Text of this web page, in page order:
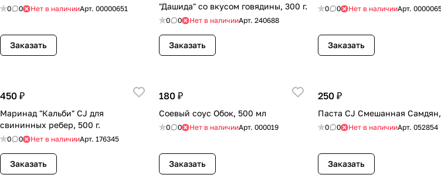
0 0 Нет в наличииАрт. 00000651
Заказать
"Дашида" со вкусом говядины, 300 г.
0 0 Нет в наличииАрт.240688
Заказать
0 0 Нет в наличииАрт.
Заказать
450 ₽
Маринад "Кальби" CJ для
свининных ребер, 500 г.
0 0 Нет в наличииАрт. 176345
Заказать
180 ₽
Соевый соус Обок, 500 мл
0 0 Нет в наличииАрт.000019
Заказать
250 ₽
Паста CJ Смешанная Самдян,
0 0 Нет в наличииАрт.052854
Заказать